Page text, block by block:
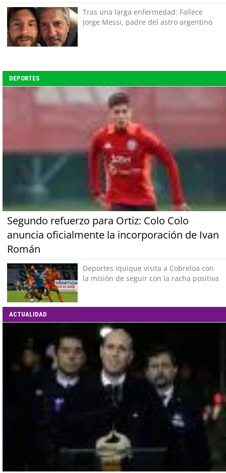
Tras una larga enfermedad: Fallece
Jorge Messi, padre del astro argentino
DEPORTES
Segundo refuerzo para Ortiz: Colo Colo
anuncia oficialmente la incorporación de Ivan
Román
Deportes Iquique visita a Cobreloa con
la misión de seguir con la racha positiva
ACTUALIDAD